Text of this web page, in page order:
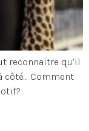
reconnaitre qu’il
côté… Comment